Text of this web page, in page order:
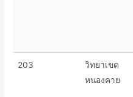
203
วิทยาเขต
หนองคาย